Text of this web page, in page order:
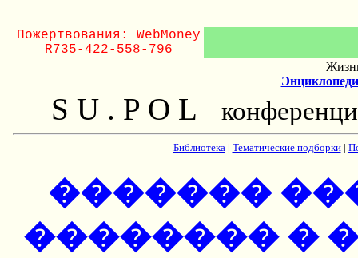
Пожертвования: WebMoney
R735-422-558-796
S U . P O L
Библиотека| Тематические подборки|
�������
�������� �